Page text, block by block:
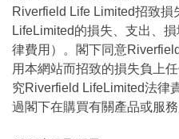
Riverfield Life Limited招致損
LifeLimited的損失、支出、
律費用）。閣下同意
用本網站而招致的損失負上
究Riverfield LifeLimited法律
過閣下在購買有關產品或服務